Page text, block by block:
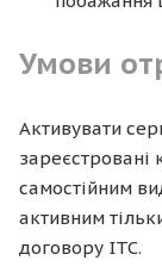
Умови
Активувати
зареєстровані
самостійним
активним
договору ІТС.